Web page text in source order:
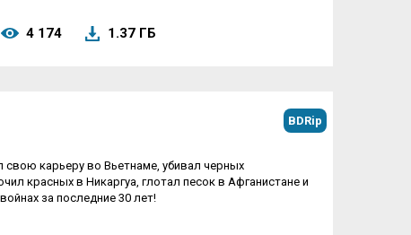
4 174 1.37 ГБ
BDRip
свою карьеру во Вьетнаме, убивал черных
красных в Никаргуа, глотал песок в Афганистане и
за последние 30 лет!